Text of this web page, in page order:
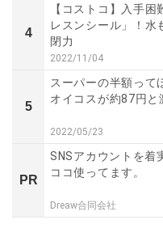
4
【コストコ】入手
レスンシール」！水
閉力
2022/11/04
5
スーパーの半額って
オイコスが約87円と
2022/05/23
PR
SNSアカウントを着
ココ使ってます。
Dreaw合同会社